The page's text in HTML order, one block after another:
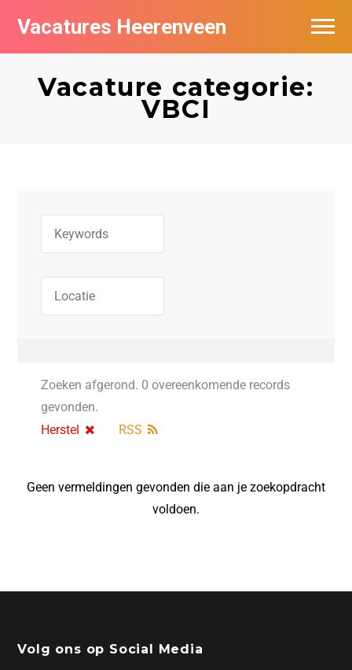
Vacatures Heerenveen
Vacature categorie:
VBCI
Zoeken afgerond. 0 overeenkomende records
gevonden.
Herstel
RSS
Geen vermeldingen gevonden die aan je zoekopdracht
voldoen.
Volg ons op Social Media
Vacatures per bedrijf
De populairste vacatures in Heerenveen